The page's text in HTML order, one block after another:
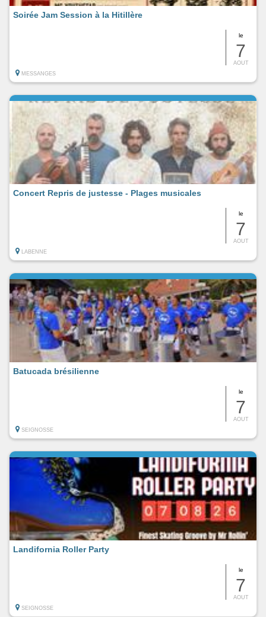
le
7
AOUT
Soirée Jam Session à la Hitillère
MESSANGES
le
7
AOUT
Concert Repris de justesse - Plages musicales
LABENNE
le
7
AOUT
Batucada brésilienne
SEIGNOSSE
le
7
AOUT
Landifornia Roller Party
SEIGNOSSE